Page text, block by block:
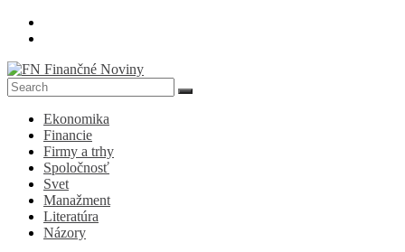
Skip
FN
Finančné
Noviny
Denník
ekonomike
spoločnosti
Ekonomika
Financie
Firmy a trhy
Spoločnosť
Svet
Manažment
Literatúra
Názory